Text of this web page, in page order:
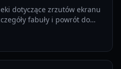
dotyczące zrzutów ekranu
fabuły i powrót do